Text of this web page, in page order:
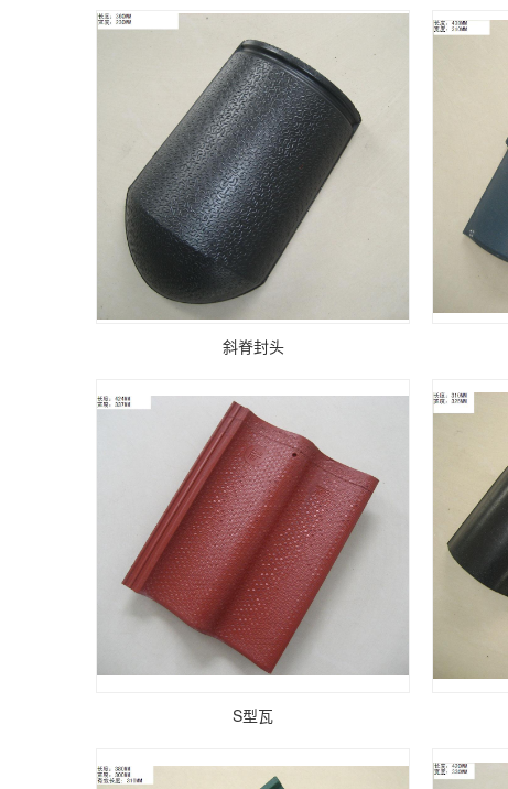
斜脊封头
S型瓦